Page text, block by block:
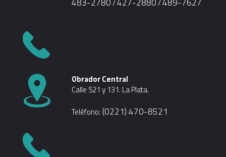
483-2780/427-2880/489-7627
Obrador Central
Calle 521 y 131. La Plata.
Teléfono: (0221) 470-8521